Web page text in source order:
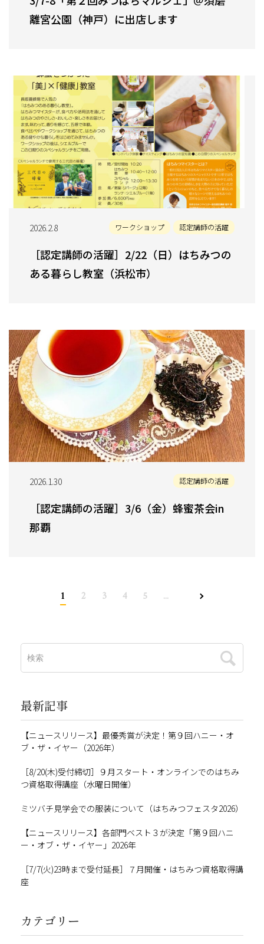
離宮公園（神戸）に出店します
2026.2.8 ワークショップ 認定講師の活躍
［認定講師の活躍］2/22（日）はちみつの
ある暮らし教室（浜松市）
2026.1.30 認定講師の活躍
［認定講師の活躍］3/6（金）蜂蜜茶会in
那覇
1 2 3 4 5 ...
最新記事
【ニュースリリース】最優秀賞が決定！第９回ハニー・オ
ブ・ザ・イヤー（2026年）
［8/20(木)受付締切］９月スタート・オンラインでのはちみ
つ資格取得講座（水曜日開催）
ミツバチ見学会での服装について（はちみつフェスタ2026）
【ニュースリリース】各部門ベスト３が決定「第９回ハニ
ー・オブ・ザ・イヤー」2026年
［7/7(火)23時まで受付延長］７月開催・はちみつ資格取得講
座
カテゴリー